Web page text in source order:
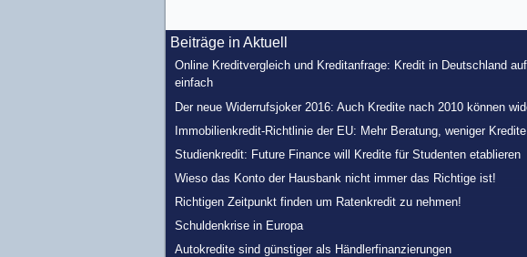
Beiträge in Aktuell
Online Kreditvergleich und Kreditanfrage: Kredit in Deutschland
einfach
Der neue Widerrufsjoker 2016: Auch Kredite nach 2010 können
Immobilienkredit-Richtlinie der EU: Mehr Beratung, weniger Kredite
Studienkredit: Future Finance will Kredite für Studenten etablieren
Wieso das Konto der Hausbank nicht immer das Richtige ist!
Richtigen Zeitpunkt finden um Ratenkredit zu nehmen!
Schuldenkrise in Europa
Autokredite sind günstiger als Händlerfinanzierungen